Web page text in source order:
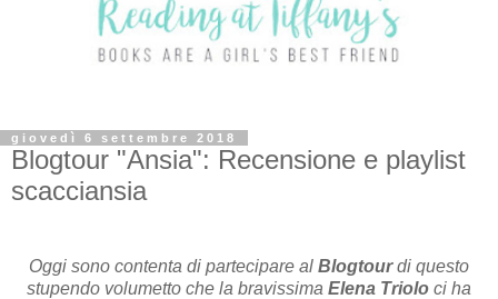
giovedì 6 settembre 2018
Blogtour "Ansia": Recensione e playlist
scacciansia
Oggi sono contenta di partecipare al Blogtourdi questo
stupendo volumetto che la bravissima Elena Triolo ci ha